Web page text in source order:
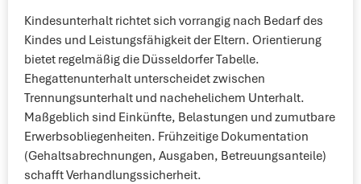
Kindesunterhalt richtet sich vorrangig nach Bedarf des
Kindes und Leistungsfähigkeit der Eltern. Orientierung
bietet regelmäßig die Düsseldorfer Tabelle.
Ehegattenunterhalt unterscheidet zwischen
Trennungsunterhalt und nachehelichem Unterhalt.
Maßgeblich sind Einkünfte, Belastungen und zumutbare
Erwerbsobliegenheiten. Frühzeitige Dokumentation
(Gehaltsabrechnungen, Ausgaben, Betreuungsanteile)
schafft Verhandlungssicherheit.